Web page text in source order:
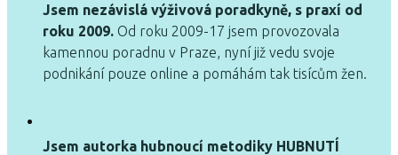
Jsem nezávislá výživová poradkyně, s praxí od
roku 2009. Od roku 2009-17 jsem provozovala
kamennou poradnu v Praze, nyní již vedu svoje
podnikání pouze online a pomáhám tak tisícům žen.
Jsem autorka hubnoucí metodiky HUBNUTÍ